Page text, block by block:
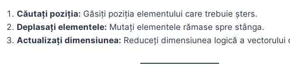
Căutați poziția: Găsiți poziția elementului care trebuie șters.
Deplasați elementele: Mutați elementele rămase spre stânga.
Actualizați dimensiunea: Reduceți dimensiunea logică a vectorului